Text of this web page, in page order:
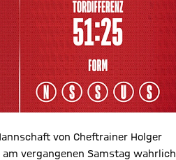
von Cheftrainer Holger
vergangenen Samstag wahrlich